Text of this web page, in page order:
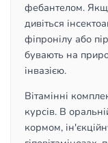
фебантелом. Якщо
дивіться
фіпронілу або
бувають на
інвазією.
Вітамінні
курсів. В
кормом,